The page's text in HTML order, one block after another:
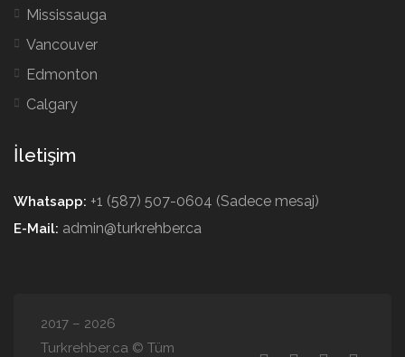
Mississauga
Vancouver
Edmonton
Calgary
İletişim
Whatsapp: +1 (587) 507-0604 (Sadece mesaj)
E-Mail: admin@turkrehber.ca
2017 – 2026
Turkrehber.ca © Tüm